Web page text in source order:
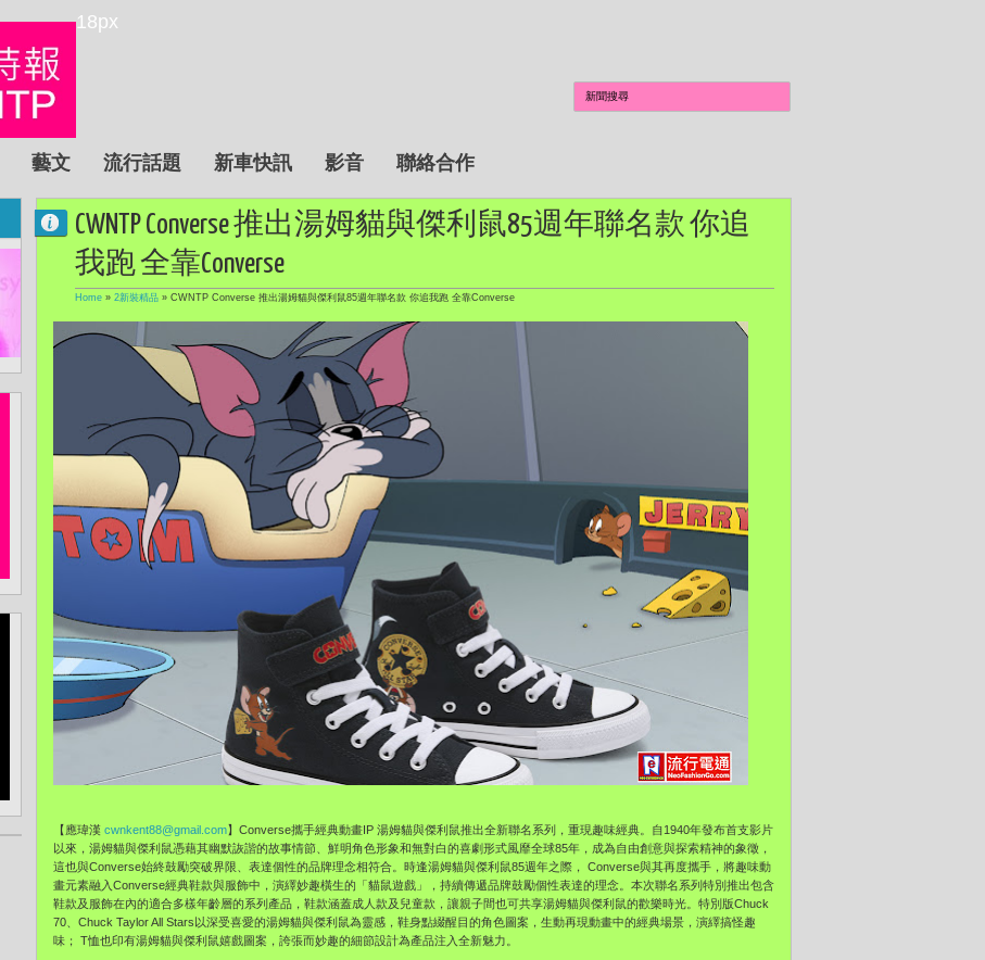
18px
藝文 流行話題 新車快訊 影音 聯絡合作
CWNTP Converse 推出湯姆貓與傑利鼠85週年聯名款 你追
我跑 全靠Converse
Home » 2新裝精品 » CWNTP Converse 推出湯姆貓與傑利鼠85週年聯名款 你追我跑 全靠Converse
【應瑋漢 cwnkent88@gmail.com】Converse攜手經典動畫IP 湯姆貓與傑利鼠推出全新聯名系列，重現趣味經典。自1940年發布首支影片
以來，湯姆貓與傑利鼠憑藉其幽默詼諧的故事情節、鮮明角色形象和無對白的喜劇形式風靡全球85年，成為自由創意與探索精神的象徵，
這也與Converse始終鼓勵突破界限、表達個性的品牌理念相符合。時逢湯姆貓與傑利鼠85週年之際， Converse與其再度攜手，將趣味動
畫元素融入Converse經典鞋款與服飾中，演繹妙趣橫生的「貓鼠遊戲」，持續傳遞品牌鼓勵個性表達的理念。本次聯名系列特別推出包含
鞋款及服飾在內的適合多樣年齡層的系列產品，鞋款涵蓋成人款及兒童款，讓親子間也可共享湯姆貓與傑利鼠的歡樂時光。特別版Chuck
70、Chuck Taylor All Stars以深受喜愛的湯姆貓與傑利鼠為靈感，鞋身點綴醒目的角色圖案，生動再現動畫中的經典場景，演繹搞怪趣
味； T恤也印有湯姆貓與傑利鼠嬉戲圖案，誇張而妙趣的細節設計為產品注入全新魅力。